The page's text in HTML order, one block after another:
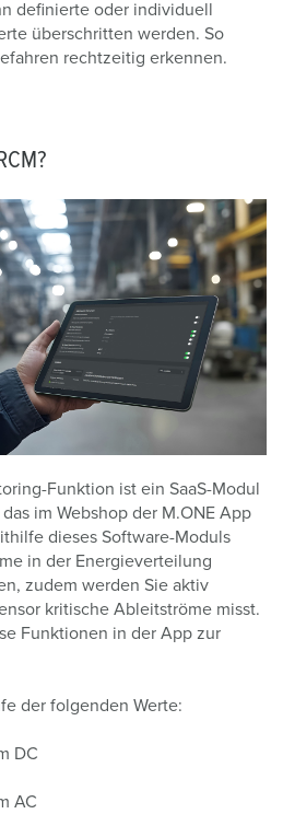
definierte oder individuell
überschritten werden. So
rechtzeitig erkennen.
Funktion ist ein SaaS-Modul
das im Webshop der M.ONE App
dieses Software-Moduls
in der Energieverteilung
zudem werden Sie aktiv
kritische Ableitströme misst.
Funktionen in der App zur
der folgenden Werte:
DC
AC